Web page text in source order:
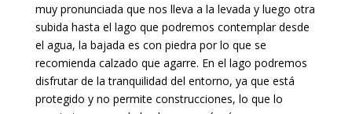
muy pronunciada que nos lleva a la levada y luego otra
subida hasta el lago que podremos contemplar desde
el agua, la bajada es con piedra por lo que se
recomienda calzado que agarre. En el lago podremos
disfrutar de la tranquilidad del entorno, ya que está
protegido y no permite construcciones, lo que lo